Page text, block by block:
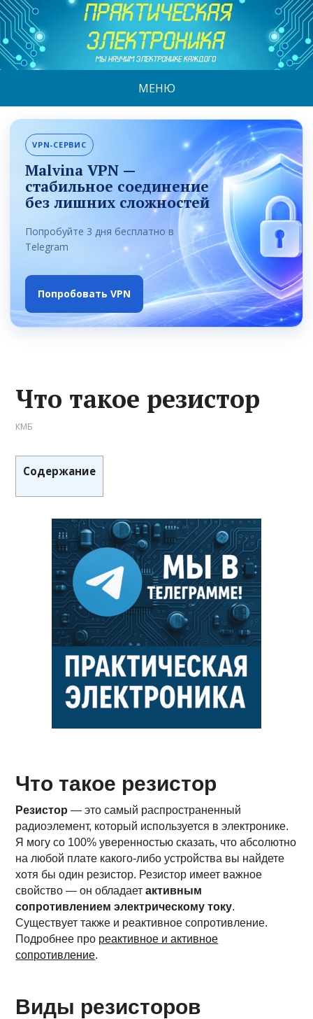
МЕНЮ
VPN-СЕРВИС
Malvina VPN —
стабильное соединение
без лишних сложностей
Попробуйте 3 дня бесплатно в
Telegram
Попробовать VPN
Что такое резистор
КМБ
Содержание
Что такое резистор
Резистор — это самый распространенный
радиоэлемент, который используется в электронике.
Я могу со 100% уверенностью сказать, что абсолютно
на любой плате какого-либо устройства вы найдете
хотя бы один резистор. Резистор имеет важное
свойство — он обладаетактивным
сопротивлением электрическому току.
Существует также и реактивное сопротивление.
Подробнее про реактивное и активное
сопротивление.
Виды резисторов